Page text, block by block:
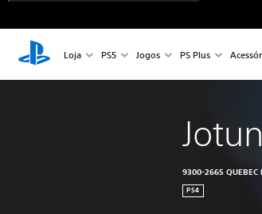
Loja PS5 Jogos PS Plus
9300-2665 QUEBEC
PS4